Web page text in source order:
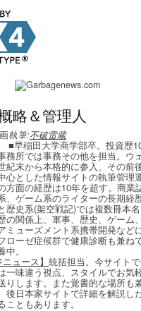
略＆管理人
執筆:不破雷蔵
■早稲田大学商学部卒。投資歴
務所では事務その他を担当。ウ
紀末から本格的に参入、その前
心とした情報サイトの執筆管理
方面の経歴は10年を超す。商業
、ゲーム系のライターの長期経
歴史系(架空戦記)では複数冊本
の関係上、軍事、歴史、ゲーム
ミューズメント系携帯開発など
ローゼ症候群で健康診断も兼ね
。
ュース】 統括担当。今サイト
一味違う視点、スタイルでお気
りします。また覚書的な場所も
後日本家サイトで詳細を解説し
こともあります。